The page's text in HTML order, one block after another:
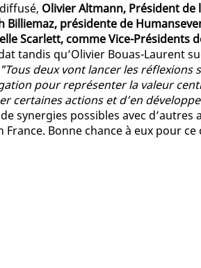
Olivier Altmann, Président
Billiemaz, présidente de
Scarlett, comme Vice-Présidents
tandis qu’Olivier Bouas-Laurent
"Tous deux vont lancer les réflexions
pour représenter la valeur
certaines actions et d’en
synergies possibles avec d’autres
Bonne chance à eux pour